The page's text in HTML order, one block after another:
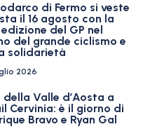
di Fermo si veste
il 16 agosto con la
del GP nel
del grande ciclismo e
solidarietà
2026
della Valle d’Aosta a
Cervinia: è il giorno di
Bravo e Ryan Gal